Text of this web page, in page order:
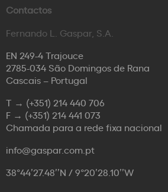
Contactos
Fernando L. Gaspar, S.A.
EN 249-4 Trajouce
2785-034 São Domingos de Rana
Cascais – Portugal
T → (+351) 214 440 706
F → (+351) 214 441 073
Chamada para a rede fixa nacional
info@gaspar.com.pt
38°44’27.48’’N / 9°20’28.10’’W